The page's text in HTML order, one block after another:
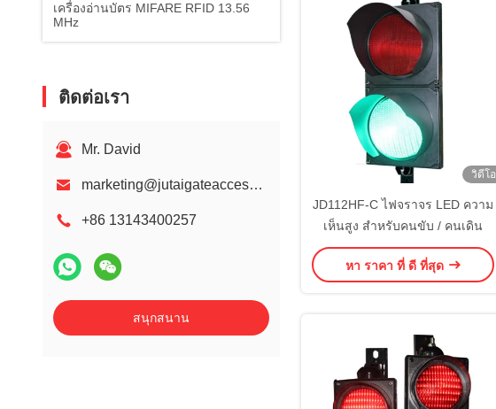
เครื่องอ่านบัตร MIFARE RFID 13.56
MHz
ติดต่อเรา
Mr. David
marketing@jutaigateaccess.com
+86 13143400257
สนุกสนาน
วิดีโอ
JD112HF-C ไฟจราจร LED ความ
เห็นสูง สําหรับคนขับ / คนเดิน
หา ราคา ที่ ดี ที่สุด